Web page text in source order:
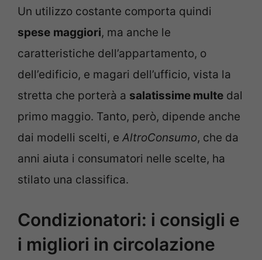
Un utilizzo costante comporta quindi
spese maggiori, ma anche le
caratteristiche dell’appartamento, o
dell’edificio, e magari dell’ufficio, vista la
stretta che porterà a salatissime multe dal
primo maggio. Tanto, però, dipende anche
dai modelli scelti, e AltroConsumo, che da
anni aiuta i consumatori nelle scelte, ha
stilato una classifica.
Condizionatori: i consigli e
i migliori in circolazione